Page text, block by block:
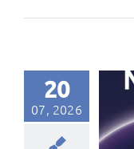
20
07, 2026